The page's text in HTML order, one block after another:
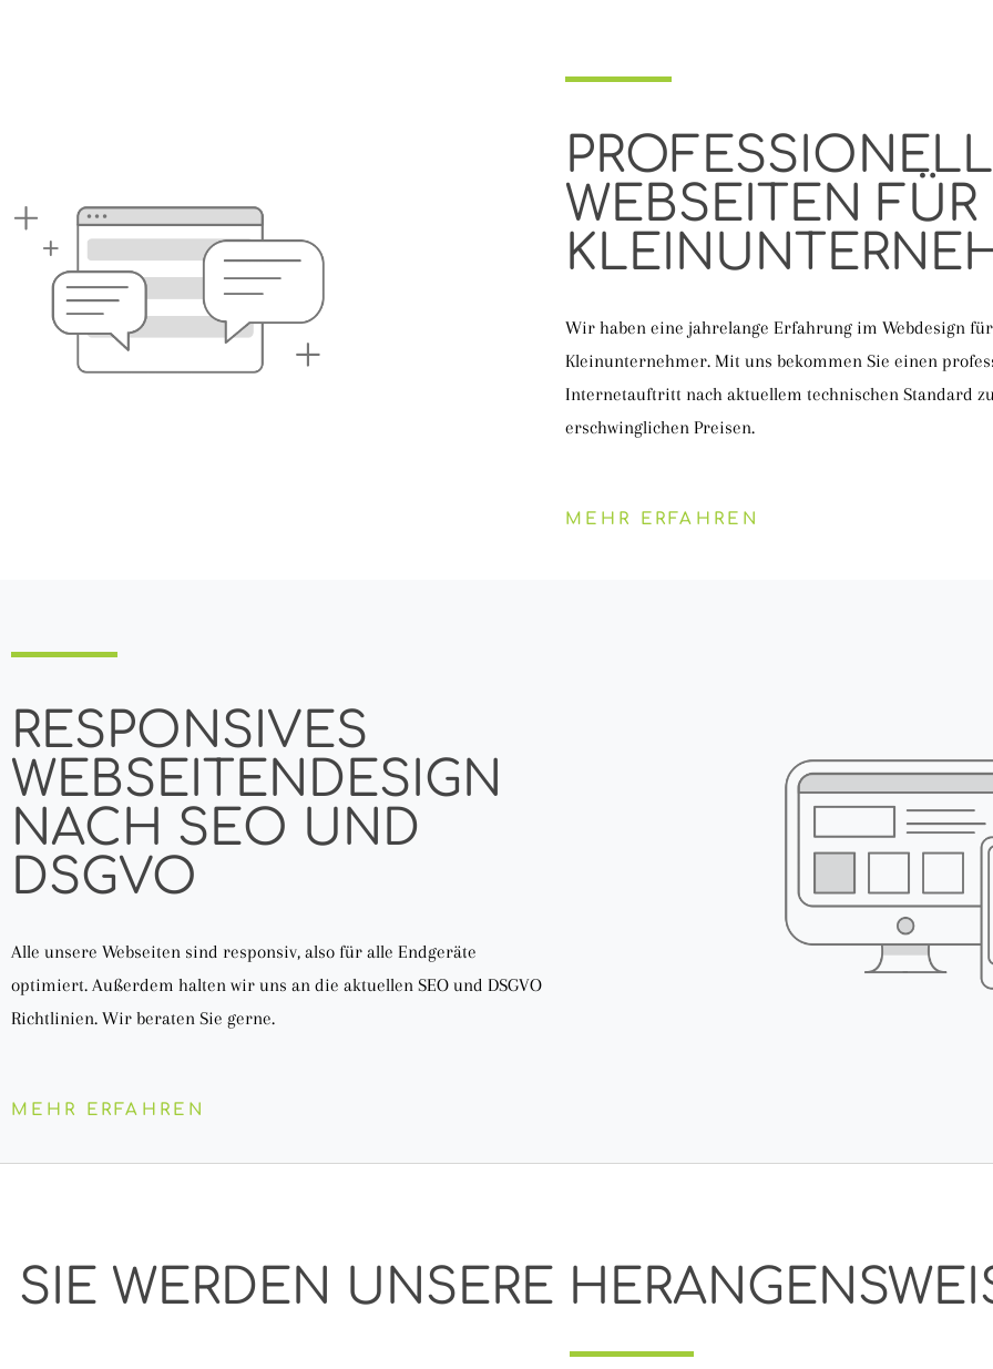
WEBSEITEN FÜR
Wir haben eine jahrelange Erfahrung im Webdesign
Kleinunternehmer. Mit uns bekommen Sie einen
Internetauftritt nach aktuellem technischen Standard
erschwinglichen Preisen.
MEHR ERFAHREN
RESPONSIVES
WEBSEITENDESIGN
NACH SEO UND
DSGVO
Alle unsere Webseiten sind responsiv, also für alle Endgeräte
optimiert. Außerdem halten wir uns an die aktuellen SEO und DSGVO
Richtlinien. Wir beraten Sie gerne.
MEHR ERFAHREN
SIE WERDEN UNSERE